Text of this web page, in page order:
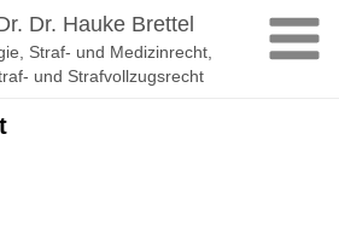
Dr. Hauke Brettel
Straf- und Medizinrecht,
und Strafvollzugsrecht